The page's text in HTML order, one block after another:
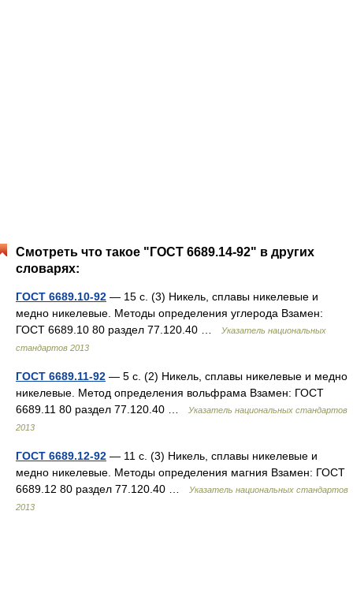
Смотреть что такое "ГОСТ 6689.14-92" в других
словарях:
ГОСТ 6689.10-92 — 15 с. (3) Никель, сплавы никелевые и
медно никелевые. Методы определения углерода Взамен:
ГОСТ 6689.10 80 раздел 77.120.40 …
Указатель национальных
стандартов 2013
ГОСТ 6689.11-92 — 5 с. (2) Никель, сплавы никелевые и медно
никелевые. Метод определения вольфрама Взамен: ГОСТ
6689.11 80 раздел 77.120.40 …
Указатель национальных стандартов
2013
ГОСТ 6689.12-92 — 11 с. (3) Никель, сплавы никелевые и
медно никелевые. Методы определения магния Взамен: ГОСТ
6689.12 80 раздел 77.120.40 …
Указатель национальных стандартов
2013